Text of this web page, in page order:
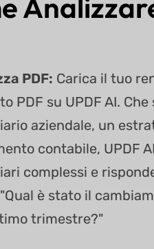
PDF: Carica il tuo
PDF su UPDF AI.
aziendale, un
contabile, UPDF
complessi e
è stato il
trimestre?"